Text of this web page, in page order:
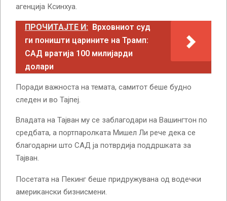
агенција Ксинхуа.
ПРОЧИТАЈТЕ И: Врховниот суд
ги поништи царините на Трамп:
САД вратија 100 милијарди
долари
Поради важноста на темата, самитот беше будно
следен и во Тајпеј.
Владата на Тајван му се заблагодари на Вашингтон по
средбата, а портпаролката Мишел Ли рече дека се
благодарни што САД ја потврдија поддршката за
Тајван.
Посетата на Пекинг беше придружувана од водечки
американски бизнисмени.